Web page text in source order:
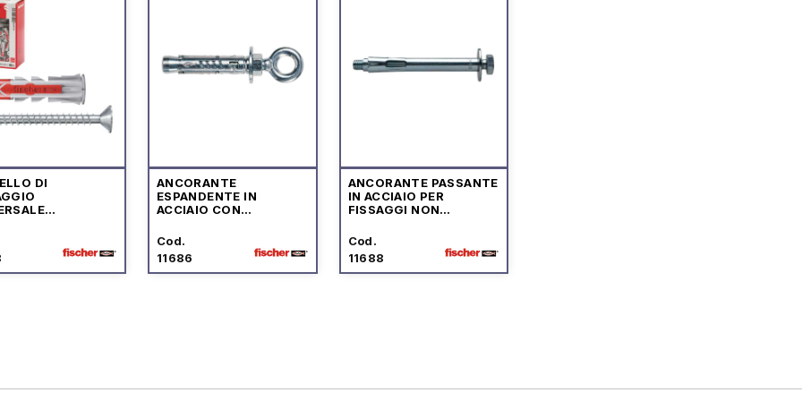
DI
ANCORANTE
ESPANDENTE IN
ACCIAIO CON
CALCESTRUZZO
Cod.
11686
ANCORANTE PASSANTE
IN ACCIAIO PER
FISSAGGI NON
CALCESTRUZZO
Cod.
11688